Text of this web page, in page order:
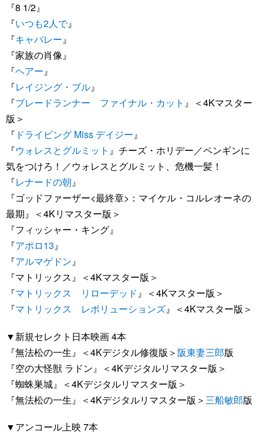
『8 1/2』
『いつも2人で』
『キャバレー』
『家族の肖像』
『ヘアー』
『レイジング・ブル』
『ブレードランナー ファイナル・カット 』＜4Kマスター
版＞
『 ドライビング Miss デイジー』
『ウォレスとグルミット 』チーズ・ホリデー／ペンギンに
気をつけろ！／ウォレスとグルミット、危機一髪！
『レナードの朝』
『ゴッドファーザー<最終章>：マイケル・コルレオーネの
最期』＜4Kリマスター版＞
『フィッシャー・キング』
『アポロ13』
『アルマゲドン』
『マトリックス』＜4Kマスター版＞
『マトリックス リローデッド』＜4Kマスター版＞
『マトリックス レボリューションズ』＜4Kマスター版＞
▼新規セレクト日本映画 4本
『無法松の一生』＜4Kデジタル修復版＞ 阪東妻三郎版
『空の大怪獣 ラドン』＜4Kデジタルリマスター版＞
『蜘蛛巣城』＜4Kデジタルリマスター版＞
『無法松の一生』＜4Kデジタルリマスター版＞ 三船敏郎版
▼アンコール上映 7本